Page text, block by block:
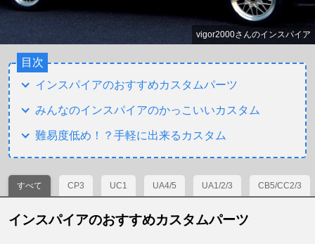
vigor2000さんのインスパイア
目次
インスパイアのおすすめカスタムパーツ
みんなのインスパイアのかっこいいカスタム
難易度低め！？手軽に出来るカスタム
すべて CP3 UC1 UA4/5 UA1/2/3 CB5/CC2/3
インスパイアのおすすめカスタムパーツ